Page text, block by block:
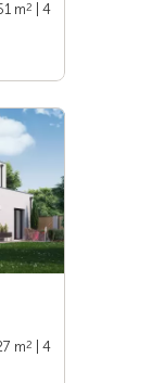
m2
| 4
m2
| 4